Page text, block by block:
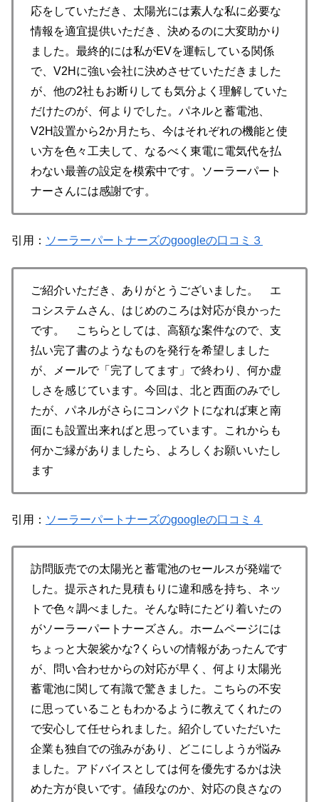
応をしていただき、太陽光には素人な私に必要な
情報を適宜提供いただき、決めるのに大変助かり
ました。最終的には私がEVを運転している関係
で、V2Hに強い会社に決めさせていただきました
が、他の2社もお断りしても気分よく理解していた
だけたのが、何よりでした。パネルと蓄電池、
V2H設置から2か月たち、今はそれぞれの機能と使
い方を色々工夫して、なるべく東電に電気代を払
わない最善の設定を模索中です。ソーラーパート
ナーさんには感謝です。
引用： ソーラーパートナーズのgoogleの口コミ３
ご紹介いただき、ありがとうございました。 エ
コシステムさん、はじめのころは対応が良かった
です。 こちらとしては、高額な案件なので、支
払い完了書のようなものを発行を希望しました
が、メールで「完了してます」で終わり、何か虚
しさを感じています。今回は、北と西面のみでし
たが、パネルがさらにコンパクトになれば東と南
面にも設置出来ればと思っています。これからも
何かご縁がありましたら、よろしくお願いいたし
ます
引用： ソーラーパートナーズのgoogleの口コミ４
訪問販売での太陽光と蓄電池のセールスが発端で
した。提示された見積もりに違和感を持ち、ネッ
トで色々調べました。そんな時にたどり着いたの
がソーラーパートナーズさん。ホームページには
ちょっと大袈裟かな?くらいの情報があったんです
が、問い合わせからの対応が早く、何より太陽光
蓄電池に関して有識で驚きました。こちらの不安
に思っていることもわかるように教えてくれたの
で安心して任せられました。紹介していただいた
企業も独自での強みがあり、どこにしようが悩み
ました。アドバイスとしては何を優先するかは決
めた方が良いです。値段なのか、対応の良さなの